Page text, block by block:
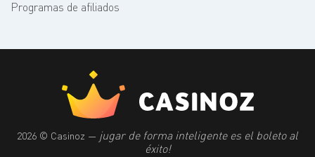
Programas de afiliados
2026 © Casinoz — jugar de forma inteligente es el boleto al
éxito!